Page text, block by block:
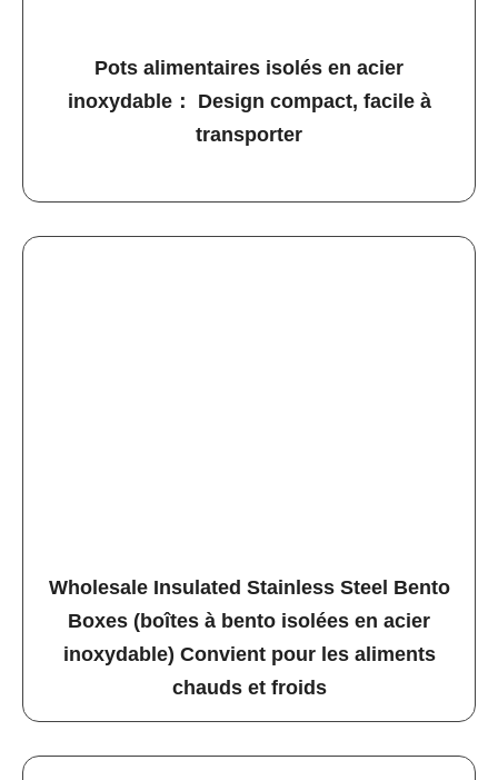
Pots alimentaires isolés en acier
inoxydable： Design compact, facile à
transporter
Wholesale Insulated Stainless Steel Bento
Boxes (boîtes à bento isolées en acier
inoxydable) Convient pour les aliments
chauds et froids